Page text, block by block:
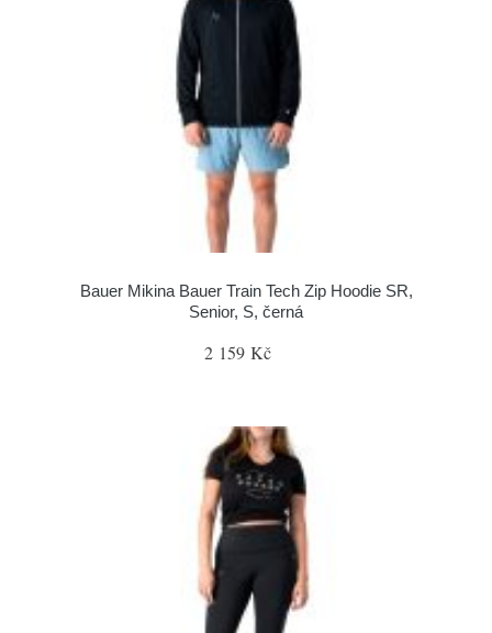
Bauer Mikina Bauer Train Tech Zip Hoodie SR,
Senior, S, černá
2 159 Kč